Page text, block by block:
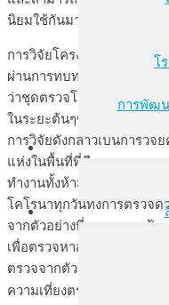
โ
การพัฒ
นิยมใช้กันมากขึ้น
การวิจัยโครงการหนึ่งที่เพิ่ง
ผ่านการทบทวนโดยผู้เชี่ยวช
ว่าชุดตรวจโควิด-19 แบบรว
ในระยะต้นๆของการติดเชื้อ
การวิจัยดังกล่าวเป็นการวิจั
แห่งในพื้นที่ที่มีการระบาดข
ทำงานทั้งห้ามีนโยบายให้คน
โคโรนาทุกวันทั้งการตรวจ
จากตัวอย่างที่มาจากการป้า
เพื่อตรวจหาสารพันธุกรรมข
ตรวจจากตัวอย่างที่ป้ายจาก
ความเที่ยงตรงและไวัวางใจ